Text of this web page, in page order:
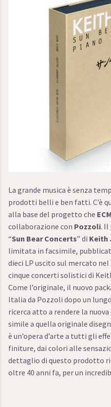
La grande musica è senza
prodotti belli e ben fatti. C’è
alla base del progetto che
collaborazione con Pozzoli. Il
“Sun Bear Concerts” di Keith
limitata in facsimile,
dieci LP uscito sul mercato
cinque concerti solistici di
Come l’originale, il nuovo
Italia da Pozzoli dopo un
ricerca atto a rendere la
simile a quella originale
è un’opera d’arte a tutti gli
finiture, dai colori alle
dettaglio di questo prodotto
oltre 40 anni fa, per un